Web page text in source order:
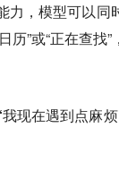
力，模型可以同
历”或“正在查
现在遇到点麻